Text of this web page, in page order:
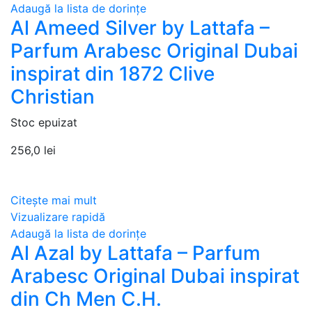
Adaugă la lista de dorințe
Al Ameed Silver by Lattafa –
Parfum Arabesc Original Dubai
inspirat din 1872 Clive
Christian
Stoc epuizat
256,0 lei
Citește mai mult
Vizualizare rapidă
Adaugă la lista de dorințe
Al Azal by Lattafa – Parfum
Arabesc Original Dubai inspirat
din Ch Men C.H.